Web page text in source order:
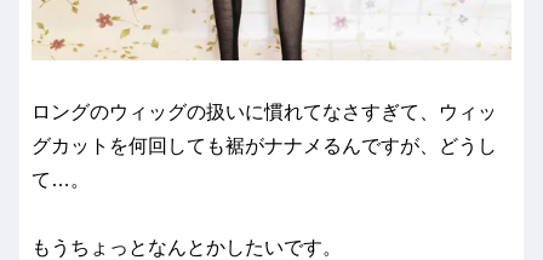
ロングのウィッグの扱いに慣れてなさすぎて、ウィッ
グカットを何回しても裾がナナメるんですが、どうし
て…。
もうちょっとなんとかしたいです。